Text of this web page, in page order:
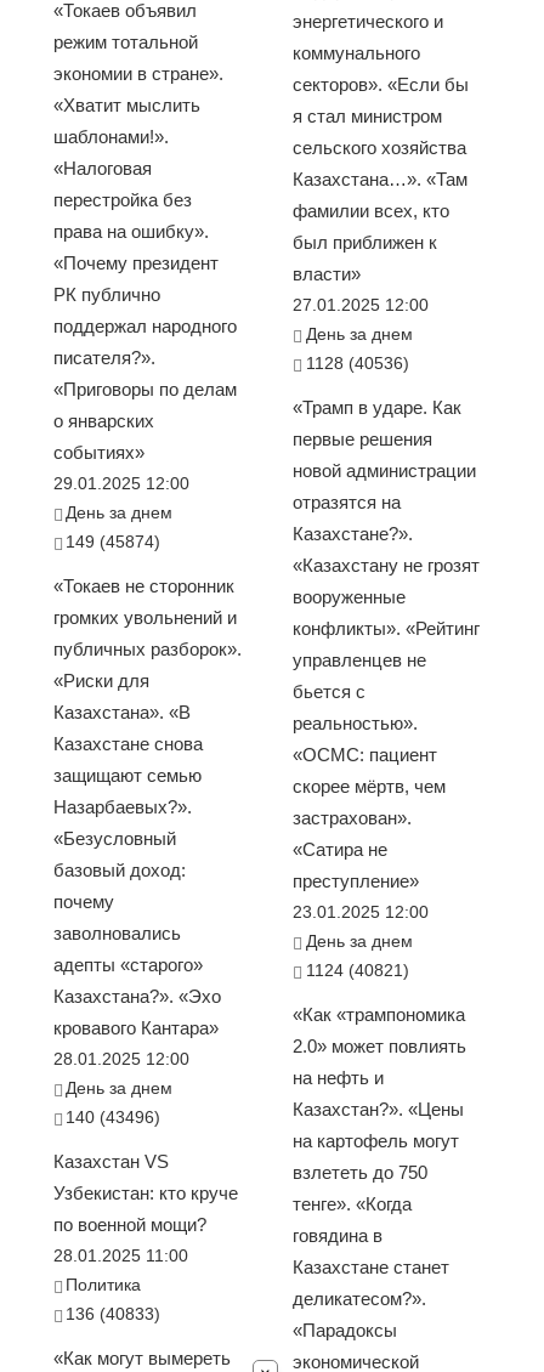
«Токаев объявил
режим тотальной
экономии в стране».
«Хватит мыслить
шаблонами!».
«Налоговая
перестройка без
права на ошибку».
«Почему президент
РК публично
поддержал народного
писателя?».
«Приговоры по делам
о январских
событиях»
29.01.2025 12:00
День за днем
149 (45874)
«Токаев не сторонник
громких увольнений и
публичных разборок».
«Риски для
Казахстана». «В
Казахстане снова
защищают семью
Назарбаевых?».
«Безусловный
базовый доход:
почему
заволновались
адепты «старого»
Казахстана?». «Эхо
кровавого Кантара»
28.01.2025 12:00
День за днем
140 (43496)
Казахстан VS
Узбекистан: кто круче
по военной мощи?
28.01.2025 11:00
Политика
136 (40833)
«Как могут вымереть
энергетического и
коммунального
секторов». «Если бы
я стал министром
сельского хозяйства
Казахстана…». «Там
фамилии всех, кто
был приближен к
власти»
27.01.2025 12:00
День за днем
1128 (40536)
«Трамп в ударе. Как
первые решения
новой администрации
отразятся на
Казахстане?».
«Казахстану не грозят
вооруженные
конфликты». «Рейтинг
управленцев не
бьется с
реальностью».
«ОСМС: пациент
скорее мёртв, чем
застрахован».
«Сатира не
преступление»
23.01.2025 12:00
День за днем
1124 (40821)
«Как «трампономика
2.0» может повлиять
на нефть и
Казахстан?». «Цены
на картофель могут
взлететь до 750
тенге». «Когда
говядина в
Казахстане станет
деликатесом?».
«Парадоксы
экономической